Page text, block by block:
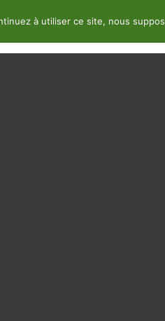
Val de Loire
à utiliser ce site, nous